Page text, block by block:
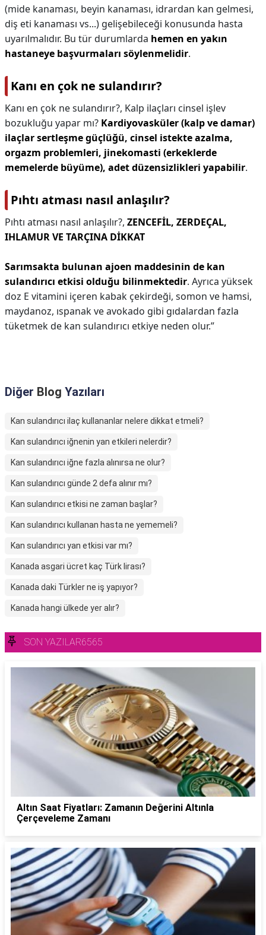
(mide kanaması, beyin kanaması, idrardan kan gelmesi,
diş eti kanaması vs...) gelişebileceği konusunda hasta
uyarılmalıdır. Bu tür durumlarda hemen en yakın
hastaneye başvurmaları söylenmelidir.
Kanı en çok ne sulandırır?
Kanı en çok ne sulandırır?, Kalp ilaçları cinsel işlev
bozukluğu yapar mı? Kardiyovasküler (kalp ve damar)
ilaçlar sertleşme güçlüğü, cinsel istekte azalma,
orgazm problemleri, jinekomasti (erkeklerde
memelerde büyüme), adet düzensizlikleri yapabilir.
Pıhtı atması nasıl anlaşılır?
Pıhtı atması nasıl anlaşılır?, ZENCEFİL, ZERDEÇAL,
IHLAMUR VE TARÇINA DİKKAT
Sarımsakta bulunan ajoen maddesinin de kan
sulandırıcı etkisi olduğu bilinmektedir. Ayrıca yüksek
doz E vitamini içeren kabak çekirdeği, somon ve hamsi,
maydanoz, ıspanak ve avokado gibi gıdalardan fazla
tüketmek de kan sulandırıcı etkiye neden olur.”
Diğer Blog Yazıları
Kan sulandırıcı ilaç kullananlar nelere dikkat etmeli?
Kan sulandırıcı iğnenin yan etkileri nelerdir?
Kan sulandırıcı iğne fazla alınırsa ne olur?
Kan sulandırıcı günde 2 defa alınır mı?
Kan sulandırıcı etkisi ne zaman başlar?
Kan sulandırıcı kullanan hasta ne yememeli?
Kan sulandırıcı yan etkisi var mı?
Kanada asgari ücret kaç Türk lirası?
Kanada daki Türkler ne iş yapıyor?
Kanada hangi ülkede yer alır?
SON YAZILAR6565
Altın Saat Fiyatları: Zamanın Değerini Altınla
Çerçeveleme Zamanı